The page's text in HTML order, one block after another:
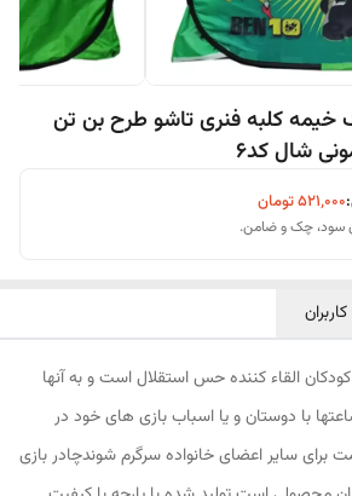
خیمه کلبه فنری تاشو طرح بن تن
۵۲۱٬۰۰۰تومان
القاء کننده حس استقلال است و به آنها
با دوستان و یا اسباب بازی های خود در
برای سایر اعضای خانواده سرگرم شوندچادر بازی